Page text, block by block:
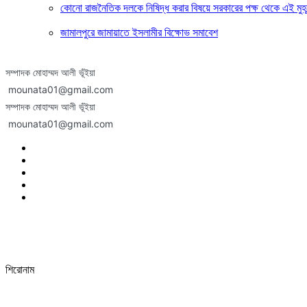
কোনো রাজনৈতিক দলকে নিষিদ্ধ করার বিষয়ে সরকারের পক্ষ থেকে এই
জামালপুরে জামায়াতে ইসলামীর বিক্ষোভ সমাবেশ
সম্পাদক মোহাম্মদ আলী ভূঁইয়া
mounata01@gmail.com
সম্পাদক মোহাম্মদ আলী ভূঁইয়া
mounata01@gmail.com
শিরোনাম